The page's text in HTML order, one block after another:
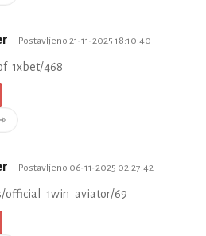
Postavljeno 21-11-2025 18:10:40
468
Postavljeno 06-11-2025 02:27:42
official_1win_aviator/69